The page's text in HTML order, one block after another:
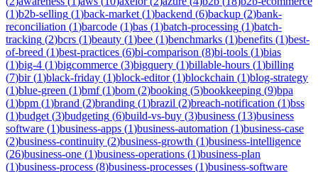
(1)b2b-selling (1)back-market (1)backend (6)backup (2)bank-
reconciliation (1)barcode (1)bas (1)batch-processing (1)batch-
tracking (2)bcrs (1)beauty (1)bee (1)benchmarks (1)benefits (1)best-
of-breed (1)best-practices (6)bi-comparison (8)bi-tools (1)bias
(1)big-4 (1)bigcommerce (3)bigquery (1)billable-hours (1)billing
(7)bir(1)black-friday (1)block-editor(1)blockchain (1)blog-strategy
(1)blue-green (1)bmf(1)bom (2)booking (5)bookkeeping (9)bpa
(1)bpm (1)brand (2)branding (1)brazil (2)breach-notification (1)bss
(1)budget (3)budgeting (6)build-vs-buy (3)business (13)business
software (1)business-apps (1)business-automation (1)business-case
(2)business-continuity (2)business-growth (1)business-intelligence
(26)business-one (1)business-operations (1)business-plan
(1)business-process (8)business-processes (1)business-software